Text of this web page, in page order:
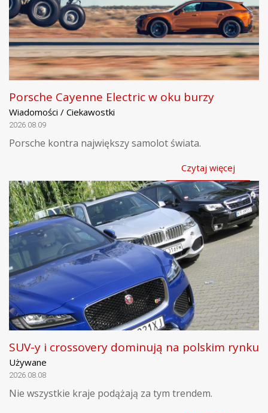
Porsche Cayenne Electric w oku burzy
Wiadomości / Ciekawostki
2026.08.09
Porsche kontra największy samolot świata.
Czytaj więcej
SUV-y i crossovery dominują na polskim rynku
Używane
2026.08.08
Nie wszystkie kraje podążają za tym trendem.